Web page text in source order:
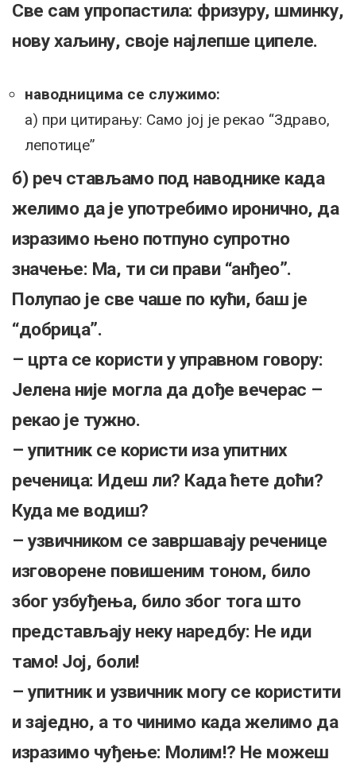
Све сам упропастила: фризуру, шминку,
нову хаљину, своје најлепше ципеле.
наводницима се служимо:
а) при цитирању: Само јој је рекао “Здраво,
лепотице”
б) реч стављамо под наводнике када
желимо да је употребимо иронично, да
изразимо њено потпуно супротно
значење: Ма, ти си прави “анђео”.
Полупао је све чаше по кући, баш је
“добрица”.
– црта се користи у управном говору:
Јелена није могла да дође вечерас –
рекао је тужно.
– упитник се користи иза упитних
реченица: Идеш ли? Када ћете доћи?
Куда ме водиш?
– узвичником се завршавају реченице
изговорене повишеним тоном, било
због узбуђења, било због тога што
представљају неку наредбу: Не иди
тамо! Јој, боли!
– упитник и узвичник могу се користити
и заједно, а то чинимо када желимо да
изразимо чуђење: Молим!? Не можеш